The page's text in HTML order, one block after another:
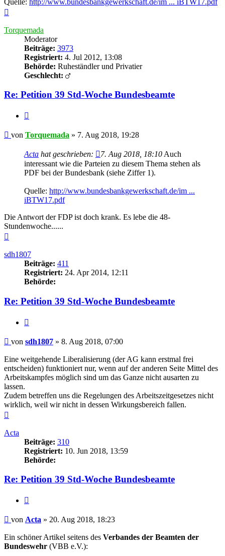
Torquemada
Moderator
Beiträge: 3973
Registriert: 4. Jul 2012, 13:08
Behörde: Ruheständler und Privatier
Geschlecht:
Re: Petition 39 Std-Woche Bundesbeamte
Beitrag
von Torquemada » 7. Aug 2018, 19:28
Acta hat geschrieben: 7. Aug 2018, 18:10 Auch
interessant wie die Parteien zu diesem Thema stehen als
PDF bei der Bundesbank (siehe Ziffer 1).
Quelle: http://www.bundesbankgewerkschaft.de/im ...
iBTW17.pdf
Die Antwort der FDP ist doch krank. Es lebe die 48-
Stundenwoche......
sdh1807
Beiträge: 411
Registriert: 24. Apr 2014, 12:11
Behörde:
Re: Petition 39 Std-Woche Bundesbeamte
Beitrag
von sdh1807 » 8. Aug 2018, 07:00
Eine weitgehende Liberalisierung (der AG kann erstmal frei
entscheiden) funktioniert nur, wenn auf der anderen Seite Mittel des
Arbeitskampfes möglich sind um das Ganze nicht ausarten zu
lassen.
Zudem betreffen uns die Regelungen des Arbeitszeitgesetzes nicht
wirklich, weil wir nicht in dessen Wirkungsbereich fallen.
Acta
Beiträge: 310
Registriert: 10. Jun 2018, 13:59
Behörde:
Re: Petition 39 Std-Woche Bundesbeamte
Beitrag
von Acta » 20. Aug 2018, 18:23
Ein schöner Artikel seitens des Verbandes der Beamten der
Bundeswehr (VBB e.V.):